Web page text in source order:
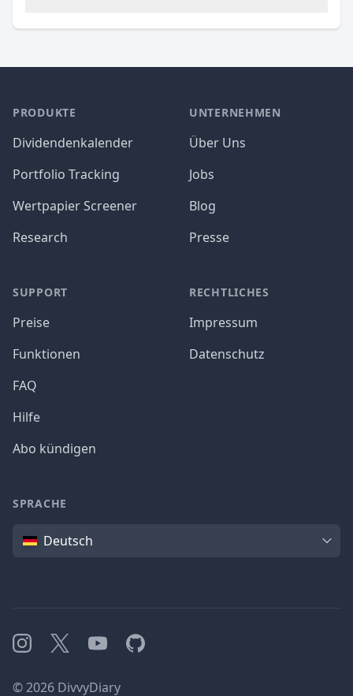
PRODUKTE
Dividendenkalender
Portfolio Tracking
Wertpapier Screener
Research
SUPPORT
Preise
Funktionen
FAQ
Hilfe
Abo kündigen
UNTERNEHMEN
Über Uns
Jobs
Blog
Presse
RECHTLICHES
Impressum
Datenschutz
SPRACHE
SpracheDeutsch
Instagram
X YouTubeGitHub
©2026 DivvyDiary